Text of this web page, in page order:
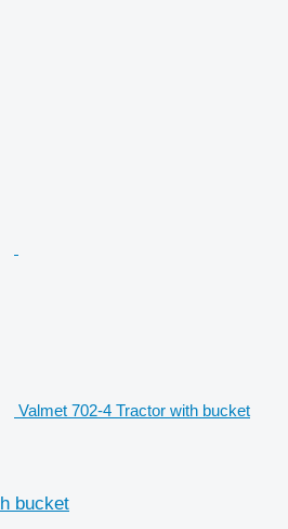
Valmet 702-4 Tractor with bucket
bucket